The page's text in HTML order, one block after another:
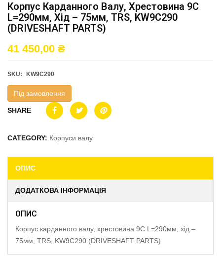
Корпус Карданного Валу, Хрестовина 9C
L=290мм, Хід – 75мм, TRS, KW9C290
(DRIVESHAFT PARTS)
41 450,00 ₴
SKU: KW9C290
Під замовлення
SHARE
CATEGORY: Корпуси валу
ОПИС
ДОДАТКОВА ІНФОРМАЦІЯ
ОПИС
Корпус карданного валу, хрестовина 9C L=290мм, хід –
75мм, TRS, KW9C290 (DRIVESHAFT PARTS)